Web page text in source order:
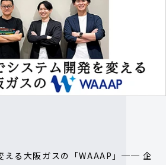
える大阪ガスの「WAAAP」── 企